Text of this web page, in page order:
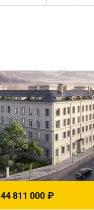
44 811 000 ₽